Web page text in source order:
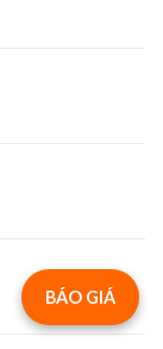
BÁO GIÁ